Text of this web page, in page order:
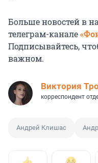
Больше новостей в
телеграм-канале
Подписывайтесь,
важном.
Виктория
корреспондент
Андрей Клишас